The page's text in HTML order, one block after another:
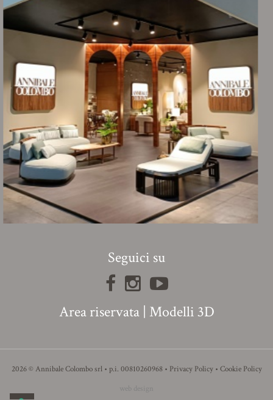
Seguici su
Area riservata| Modelli 3D
2026 © Annibale Colombo srl • p.i. 00810260968 • Privacy Policy• Cookie Policy
web design